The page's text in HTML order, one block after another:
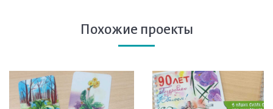
Похожие проекты